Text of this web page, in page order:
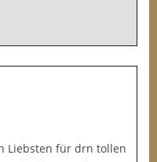
Liebsten für drn tollen